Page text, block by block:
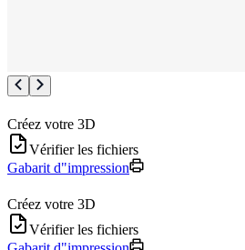
Créez votre 3D
Vérifier les fichiers
Gabarit d"impression
Créez votre 3D
Vérifier les fichiers